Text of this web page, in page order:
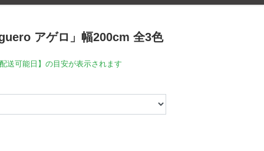
アゲロ」幅200cm 全3色
送可能日】の目安が表示されます